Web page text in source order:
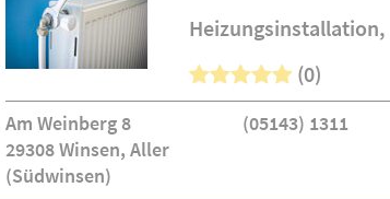
Heizungsinstallation
(0)
Am Weinberg 8
29308 Winsen, Aller
(Südwinsen)
(05143) 1311